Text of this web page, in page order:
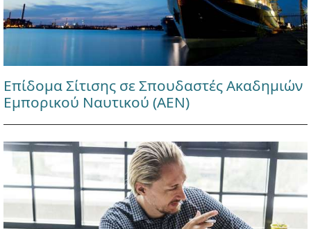
Επίδομα Σίτισης σε Σπουδαστές Ακαδημιών
Εμπορικού Ναυτικού (ΑΕΝ)